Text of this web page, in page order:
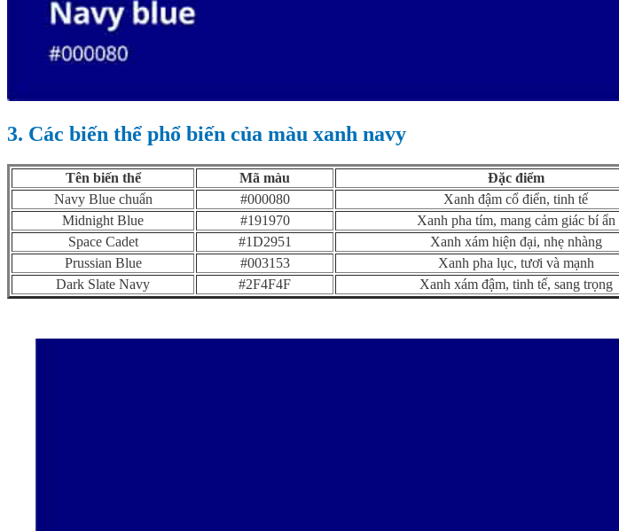
3. Các biến thể phổ biến của màu xanh navy
Tên biến thể Mã màu Đặc điểm
Navy Blue chuẩn
#000080 Xanh đậm cổ điển, tinh tế
Midnight Blue
#191970 Xanh pha tím, mang cảm giác bí ẩn
Space Cadet
#1D2951 Xanh xám hiện đại, nhẹ nhàng
Prussian Blue
#003153 Xanh pha lục, tươi và mạnh
Dark Slate Navy
#2F4F4F Xanh xám đậm, tinh tế, sang trọng